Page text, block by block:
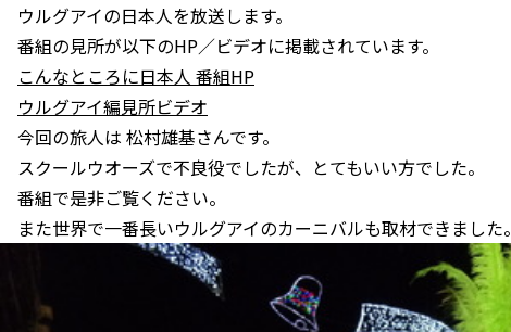
ウルグアイの日本人を放送します。
番組の見所が以下のHP／ビデオに掲載されています。
こんなところに日本人 番組HP
ウルグアイ編見所ビデオ
今回の旅人は 松村雄基さんです。
スクールウオーズで不良役でしたが、とてもいい方でした。
番組で是非ご覧ください。
また世界で一番長いウルグアイのカーニバルも取材できました。